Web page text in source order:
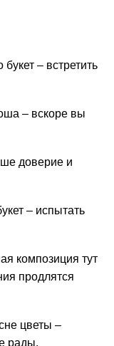
букет – встретить
– вскоре вы
доверие и
– испытать
композиция тут
продлятся
цветы –
рады.